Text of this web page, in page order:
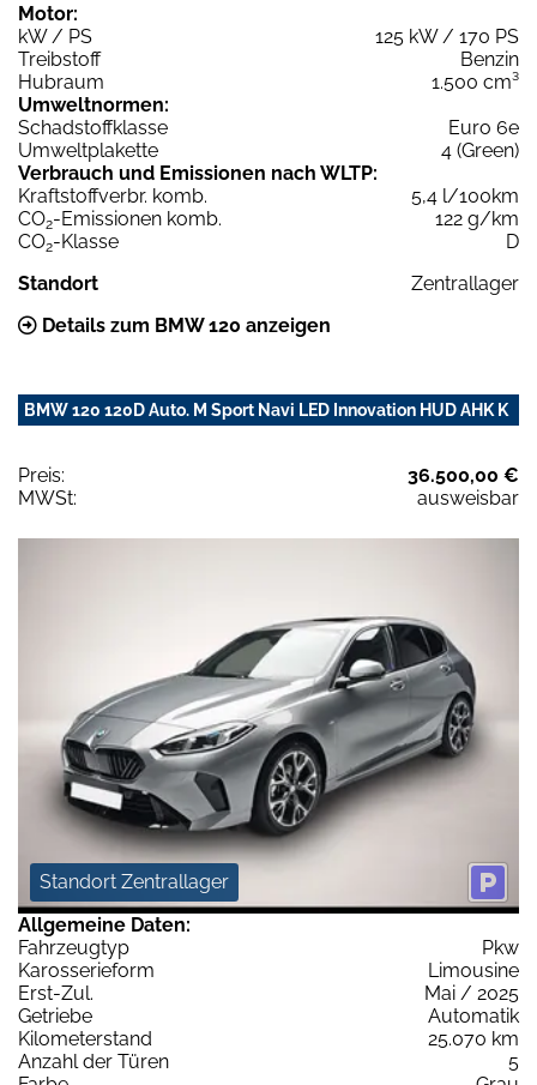
Motor:
kW / PS
125 kW / 170 PS
Treibstoff
Benzin
Hubraum
1.500 cm³
Umweltnormen:
Schadstoffklasse
Euro 6e
Umweltplakette
4 (Green)
Verbrauch und Emissionen nach WLTP:
Kraftstoffverbr. komb.
5,4 l/100km
CO2-Emissionen komb.
122 g/km
CO2-Klasse
D
Standort
Zentrallager
Details zum BMW 120 anzeigen
BMW 120 120D Auto. M Sport Navi LED Innovation HUD AHK K
Preis:
36.500,00 €
MWSt:
ausweisbar
Standort Zentrallager
Allgemeine Daten:
Fahrzeugtyp
Pkw
Karosserieform
Limousine
Erst-Zul.
Mai / 2025
Getriebe
Automatik
Kilometerstand
25.070 km
Anzahl der Türen
5